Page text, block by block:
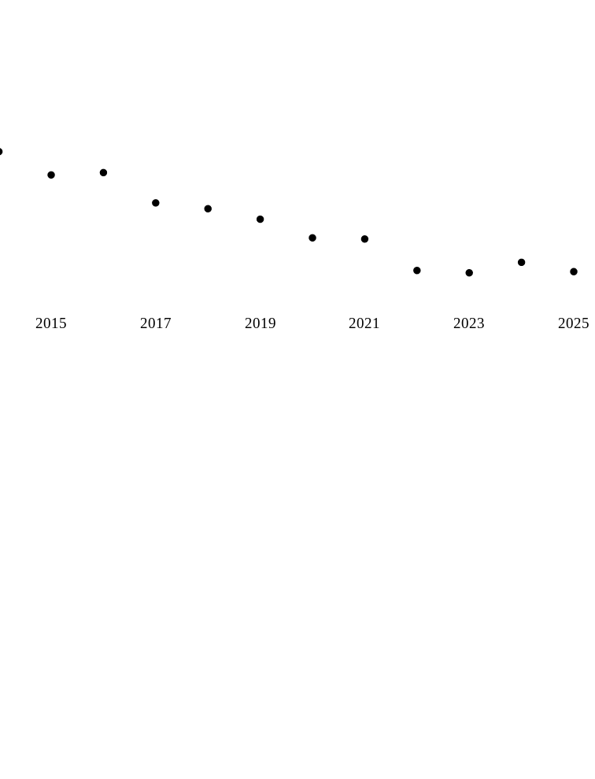
2015 2017 2019 2021 2023 2025